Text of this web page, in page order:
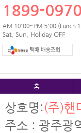
1899-0970
AM 10:00~PM 5:00 (Lunch
Sat, Sun, Holiday OFF
택배 배송조회
홈
상호명:(주)핸
주소 : 광주광